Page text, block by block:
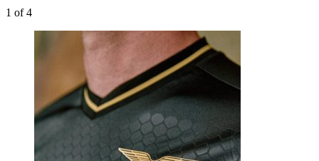
1 of 4